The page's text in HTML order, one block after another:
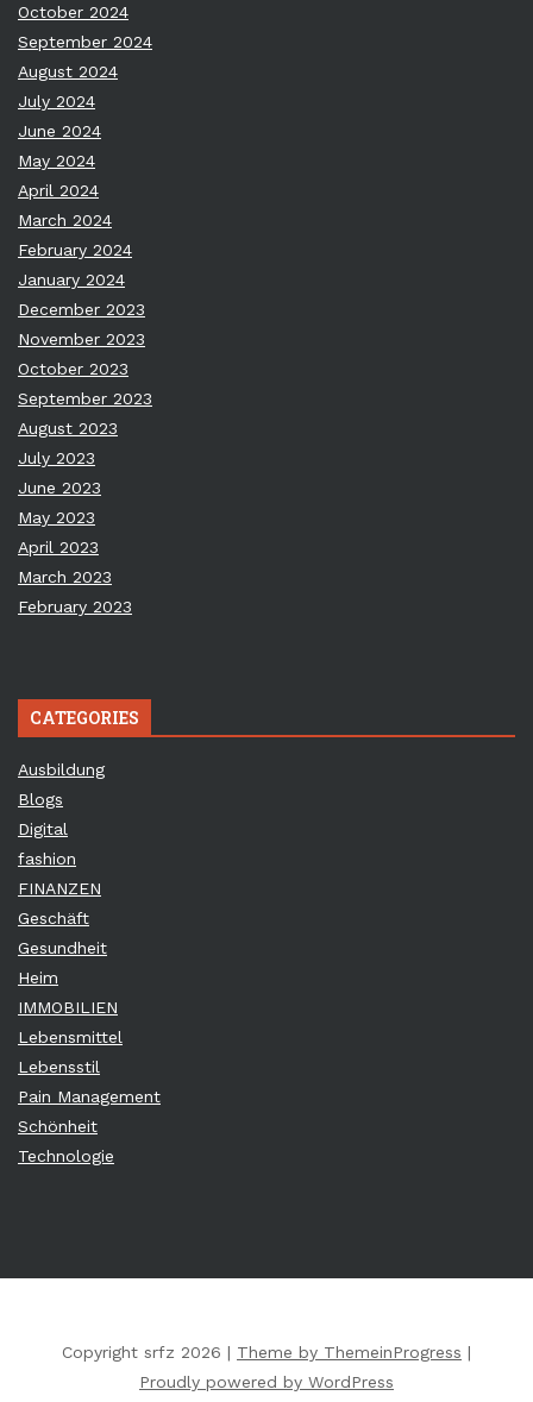
October 2024
September 2024
August 2024
July 2024
June 2024
May 2024
April 2024
March 2024
February 2024
January 2024
December 2023
November 2023
October 2023
September 2023
August 2023
July 2023
June 2023
May 2023
April 2023
March 2023
February 2023
CATEGORIES
Ausbildung
Blogs
Digital
fashion
FINANZEN
Geschäft
Gesundheit
Heim
IMMOBILIEN
Lebensmittel
Lebensstil
Pain Management
Schönheit
Technologie
Copyright srfz 2026 | Theme by ThemeinProgress |
Proudly powered by WordPress